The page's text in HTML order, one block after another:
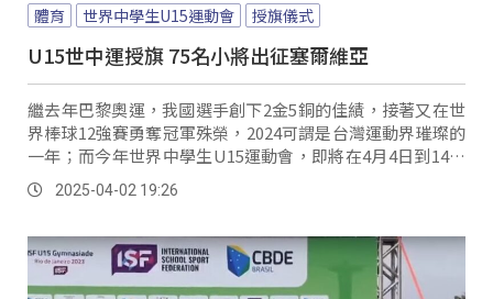
體育 世界中學生U15運動會 授旗儀式
U15世中運授旗 75名小將出征塞爾維亞
繼去年巴黎奧運，我國選手創下2金5銅的佳績，接著又在世
界棒球12強賽勇奪冠軍殊榮，2024可謂是台灣運動界璀璨的
一年；而今年世界中學生U15運動會，即將在4月4日到14日
於塞爾維亞茲拉蒂博爾盛大舉行，我國代表團共計133人，
包括選手、教練及相關職員，而高中體總也特別舉行授旗典
赴。
2025-04-02 19:26